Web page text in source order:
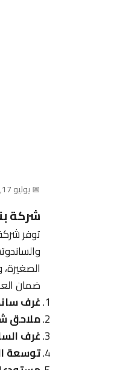
📅 يوليو 17, 2026
شركة
توفر
ضمان
غرف
ملاحق
غرف
توسعة